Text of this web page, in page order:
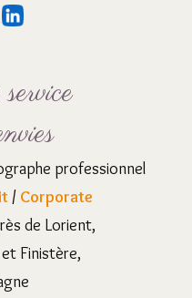
professionnel
/ Corporate
de Lorient,
Finistère,